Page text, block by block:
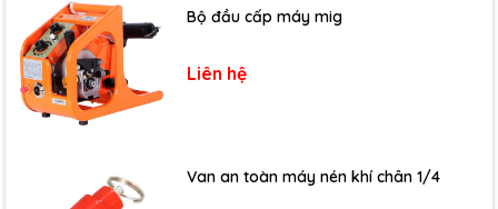
Bộ đầu cấp máy mig
Liên hệ
Van an toàn máy nén khí chân 1/4